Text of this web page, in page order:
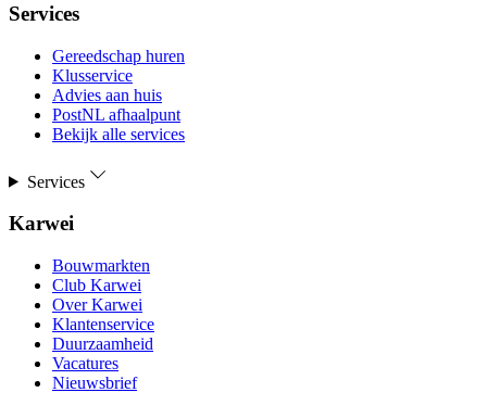
Services
Gereedschap huren
Klusservice
Advies aan huis
PostNL afhaalpunt
Bekijk alle services
Services
Karwei
Bouwmarkten
Club Karwei
Over Karwei
Klantenservice
Duurzaamheid
Vacatures
Nieuwsbrief